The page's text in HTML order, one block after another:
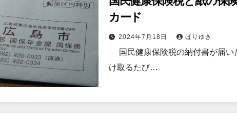
カード
2024年7月18日 ほりゆき
国民健康保険税の納付書が届い
け取るたび…